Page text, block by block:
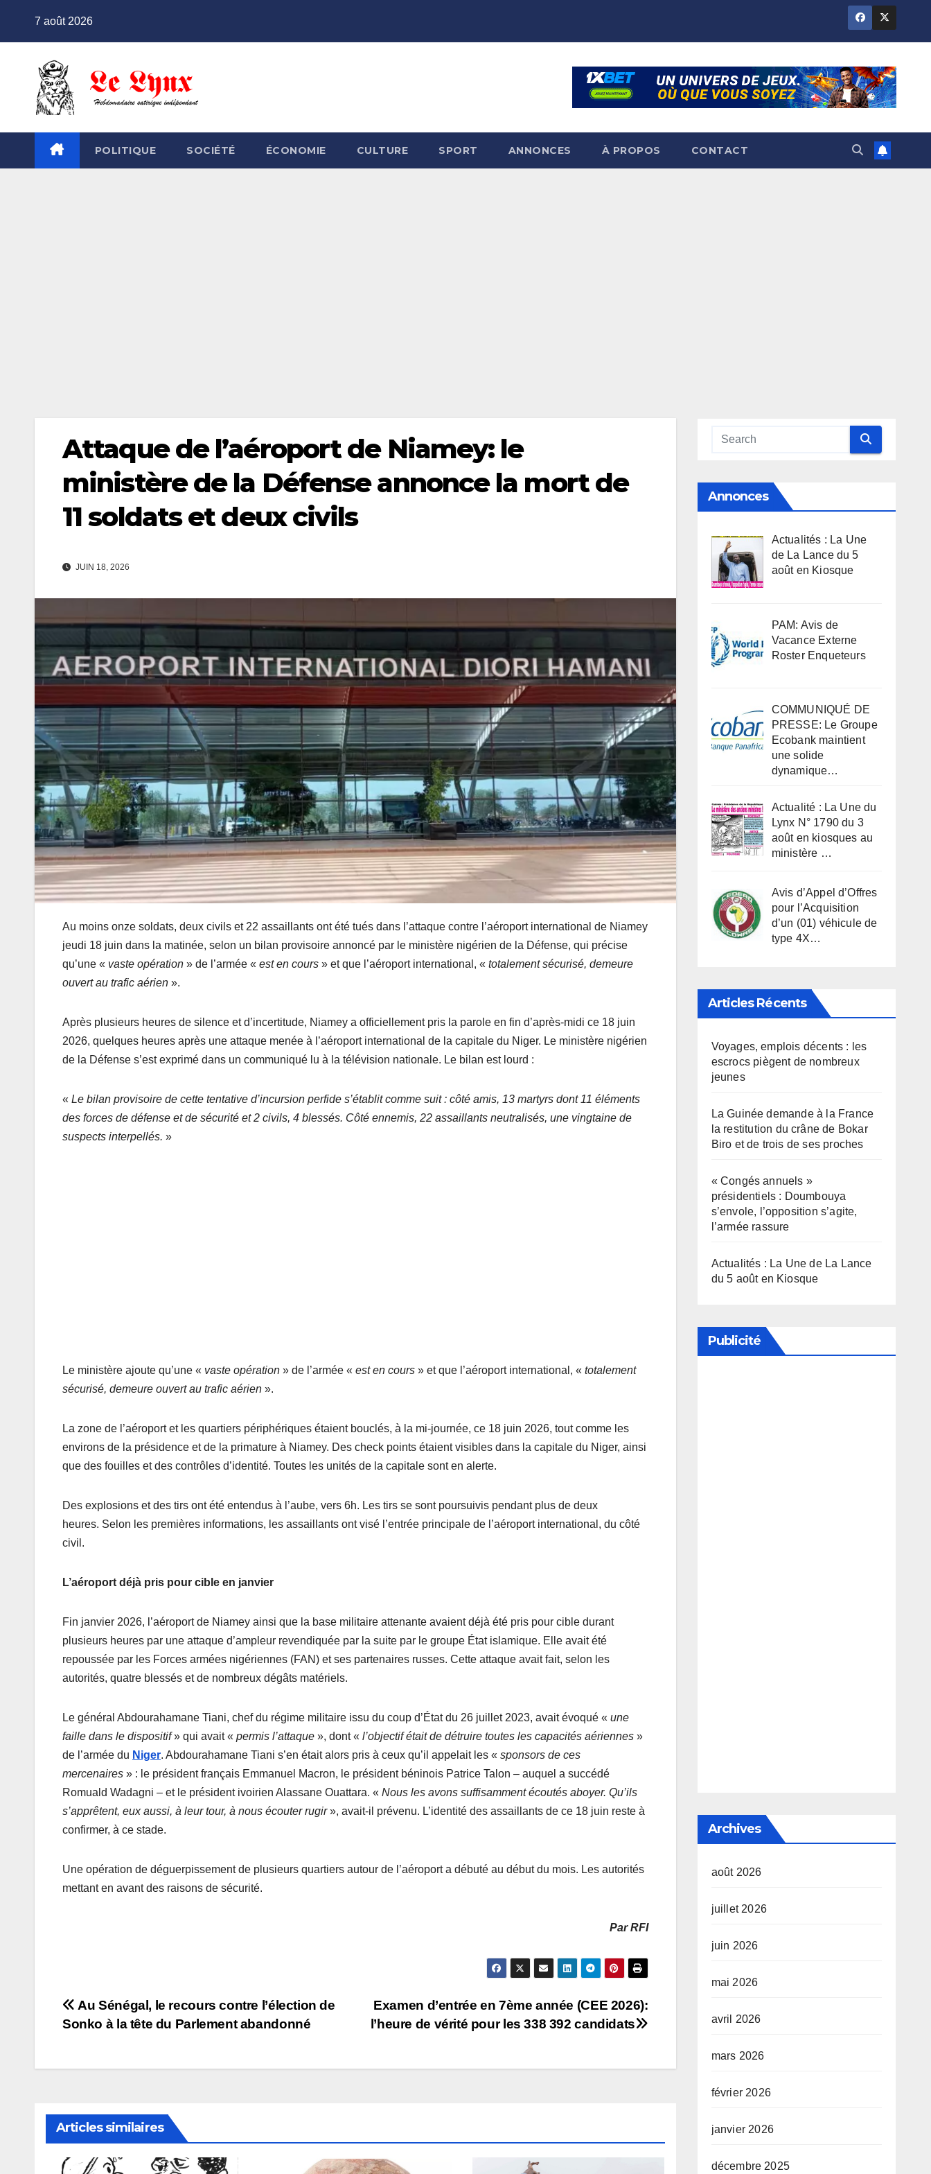
7 août 2026
POLITIQUE SOCIÉTÉ ÉCONOMIE CULTURE SPORT ANNONCES À PROPOS CONTACT
Attaque de l’aéroport de Niamey: le
ministère de la Défense annonce la mort de
11 soldats et deux civils
JUIN 18, 2026
Au moins onze soldats, deux civils et 22 assaillants ont été tués dans l’attaque contre l’aéroport international de Niamey
jeudi 18 juin dans la matinée, selon un bilan provisoire annoncé par le ministère nigérien de la Défense, qui précise
qu’une « vaste opération » de l’armée « est en cours » et que l’aéroport international, « totalement sécurisé, demeure
ouvert au trafic aérien ».
Après plusieurs heures de silence et d’incertitude, Niamey a officiellement pris la parole en fin d’après-midi ce 18 juin
2026, quelques heures après une attaque menée à l’aéroport international de la capitale du Niger. Le ministère nigérien
de la Défense s’est exprimé dans un communiqué lu à la télévision nationale. Le bilan est lourd :
« Le bilan provisoire de cette tentative d’incursion perfide s’établit comme suit : côté amis, 13 martyrs dont 11 éléments
des forces de défense et de sécurité et 2 civils, 4 blessés. Côté ennemis, 22 assaillants neutralisés, une vingtaine de
suspects interpellés. »
Le ministère ajoute qu’une « vaste opération » de l’armée « est en cours » et que l’aéroport international, « totalement
sécurisé, demeure ouvert au trafic aérien ».
La zone de l’aéroport et les quartiers périphériques étaient bouclés, à la mi-journée, ce 18 juin 2026, tout comme les
environs de la présidence et de la primature à Niamey. Des check points étaient visibles dans la capitale du Niger, ainsi
que des fouilles et des contrôles d’identité. Toutes les unités de la capitale sont en alerte.
Des explosions et des tirs ont été entendus à l’aube, vers 6h. Les tirs se sont poursuivis pendant plus de deux
heures. Selon les premières informations, les assaillants ont visé l’entrée principale de l’aéroport international, du côté
civil.
L’aéroport déjà pris pour cible en janvier
Fin janvier 2026, l’aéroport de Niamey ainsi que la base militaire attenante avaient déjà été pris pour cible durant
plusieurs heures par une attaque d’ampleur revendiquée par la suite par le groupe État islamique. Elle avait été
repoussée par les Forces armées nigériennes (FAN) et ses partenaires russes. Cette attaque avait fait, selon les
autorités, quatre blessés et de nombreux dégâts matériels.
Le général Abdourahamane Tiani, chef du régime militaire issu du coup d’État du 26 juillet 2023, avait évoqué « une
faille dans le dispositif» qui avait « permis l’attaque », dont « l’objectif était de détruire toutes les capacités aériennes »
de l’armée du Niger. Abdourahamane Tiani s’en était alors pris à ceux qu’il appelait les « sponsors de ces
mercenaires » : le président français Emmanuel Macron, le président béninois Patrice Talon – auquel a succédé
Romuald Wadagni – et le président ivoirien Alassane Ouattara. « Nous les avons suffisamment écoutés aboyer. Qu’ils
s’apprêtent, eux aussi, à leur tour, à nous écouter rugir», avait-il prévenu. L’identité des assaillants de ce 18 juin reste à
confirmer, à ce stade.
Une opération de déguerpissement de plusieurs quartiers autour de l’aéroport a débuté au début du mois. Les autorités
mettant en avant des raisons de sécurité.
Par RFI
Navigation
l’article
Examen d’entrée en 7ème année (CEE 2026):
l’heure de vérité pour les 338 392 candidats
Au Sénégal, le recours contre l’élection de
Sonko à la tête du Parlement abandonné
Articles similaires
Annonces
Actualités : La Une
de La Lance du 5
août en Kiosque
PAM: Avis de
Vacance Externe
Roster Enqueteurs
COMMUNIQUÉ DE
PRESSE: Le Groupe
Ecobank maintient
une solide
dynamique…
Actualité : La Une du
Lynx N° 1790 du 3
août en kiosques au
ministère …
Avis d’Appel d’Offres
pour l’Acquisition
d’un (01) véhicule de
type 4X…
Articles Récents
Voyages, emplois décents : les
escrocs piègent de nombreux
jeunes
La Guinée demande à la France
la restitution du crâne de Bokar
Biro et de trois de ses proches
« Congés annuels »
présidentiels : Doumbouya
s’envole, l’opposition s’agite,
l’armée rassure
Actualités : La Une de La Lance
du 5 août en Kiosque
Publicité
Archives
août 2026
juillet 2026
juin 2026
mai 2026
avril 2026
mars 2026
février 2026
janvier 2026
décembre 2025